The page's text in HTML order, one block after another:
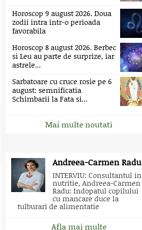
Horoscop 9 august 2026. Doua
zodii intra intr-o perioada
favorabila
Horoscop 8 august 2026. Berbec
si Leu au parte de surprize, iar
astrele...
Sarbatoare cu cruce rosie pe 6
august: semnificatia
Schimbarii la Fata si...
Mai multe noutati
Andreea-Carmen Radu
INTERVIU: Consultantul in
nutritie, Andreea-Carmen
Radu: Indopatul copilului
cu mancare duce la
tulburari de alimentatie
Afla mai multe